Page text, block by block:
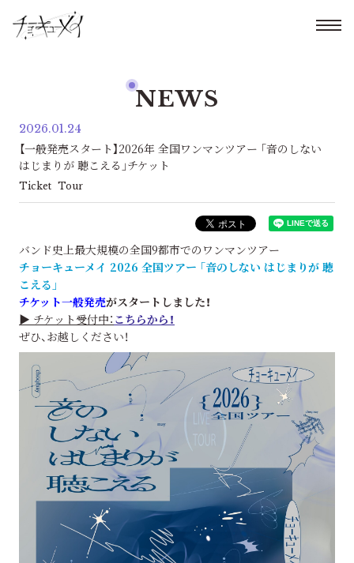
NEWS
2026.01.24
【一般発売スタート】2026年 全国ワンマンツアー ｢音のしない
はじまりが 聴こえる｣チケット
Ticket Tour
バンド史上最大規模の全国9都市でのワンマンツアー
チョーキューメイ 2026 全国ツアー ｢音のしない はじまりが 聴
こえる｣
チケット一般発売がスタートしました！
▶ チケット受付中： こちらから！
ぜひ、お越しください！